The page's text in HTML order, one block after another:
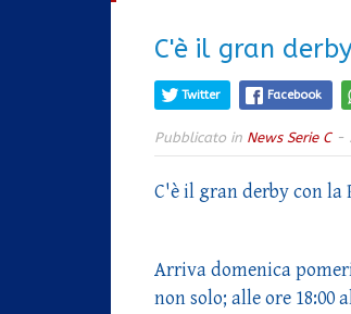
C'è il gran
Twitter Facebook
Pubblicato in News Serie C-
C'è il gran derby con la
Arriva domenica
non solo; alle ore 18:00